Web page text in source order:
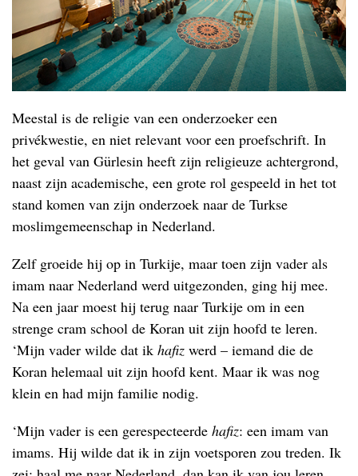
Meestal is de religie van een onderzoeker een
privékwestie, en niet relevant voor een proefschrift. In
het geval van Gürlesin heeft zijn religieuze achtergrond,
naast zijn academische, een grote rol gespeeld in het tot
stand komen van zijn onderzoek naar de Turkse
moslimgemeenschap in Nederland.
Zelf groeide hij op in Turkije, maar toen zijn vader als
imam naar Nederland werd uitgezonden, ging hij mee.
Na een jaar moest hij terug naar Turkije om in een
strenge cram school de Koran uit zijn hoofd te leren.
‘Mijn vader wilde dat ik hafiz werd – iemand die de
Koran helemaal uit zijn hoofd kent. Maar ik was nog
klein en had mijn familie nodig.
‘Mijn vader is een gerespecteerde hafiz: een imam van
imams. Hij wilde dat ik in zijn voetsporen zou treden. Ik